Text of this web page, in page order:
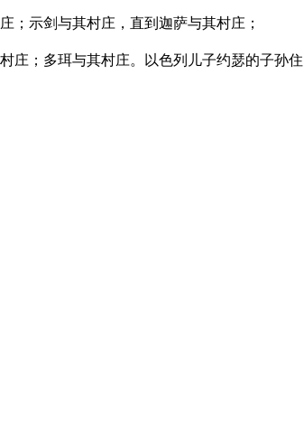
；示剑与其村庄，直到迦萨与其村庄；
庄；多珥与其村庄。以色列儿子约瑟的子孙住